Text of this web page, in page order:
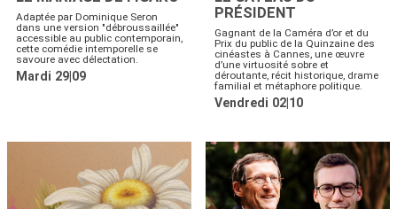
Adaptée par Dominique Seron
dans une version "débroussaillée"
accessible au public contemporain,
cette comédie intemporelle se
savoure avec délectation.
Mardi 29|09
PRÉSIDENT
Gagnant de la Caméra d’or et du
Prix du public de la Quinzaine des
cinéastes à Cannes, une œuvre
d’une virtuosité sobre et
déroutante, récit historique, drame
familial et métaphore politique.
Vendredi 02|10